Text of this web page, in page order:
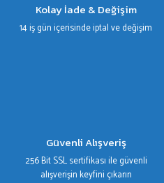
Kolay İade & Değişim
14 iş gün içerisinde iptal ve değişim
Güvenli Alışveriş
256 Bit SSL sertifikası ile güvenli
alışverişin keyfini çıkarın